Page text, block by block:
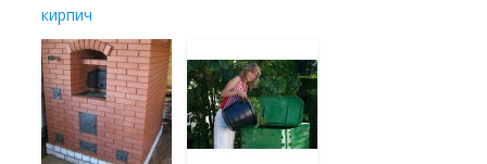
кирпич